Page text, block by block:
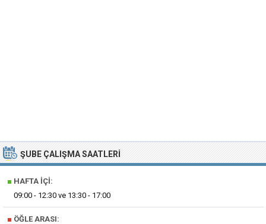
ŞUBE ÇALIŞMA SAATLERI
■ HAFTA İÇI:
09:00 - 12:30 ve 13:30 - 17:00
■ ÖĞLE ARASI: